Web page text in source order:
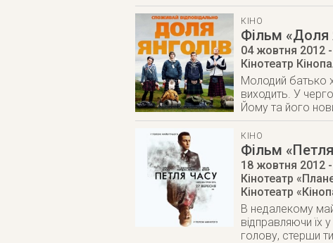
КІНО
Фільм «Доля
04 жовтня 2012
Кінотеатр
Молодий батько
виходить. У
Йому та його
КІНО
Фільм
18 жовтня 2012
Кінотеатр
Кінотеатр
В недалекому
відправляючи їх
голову, стерши